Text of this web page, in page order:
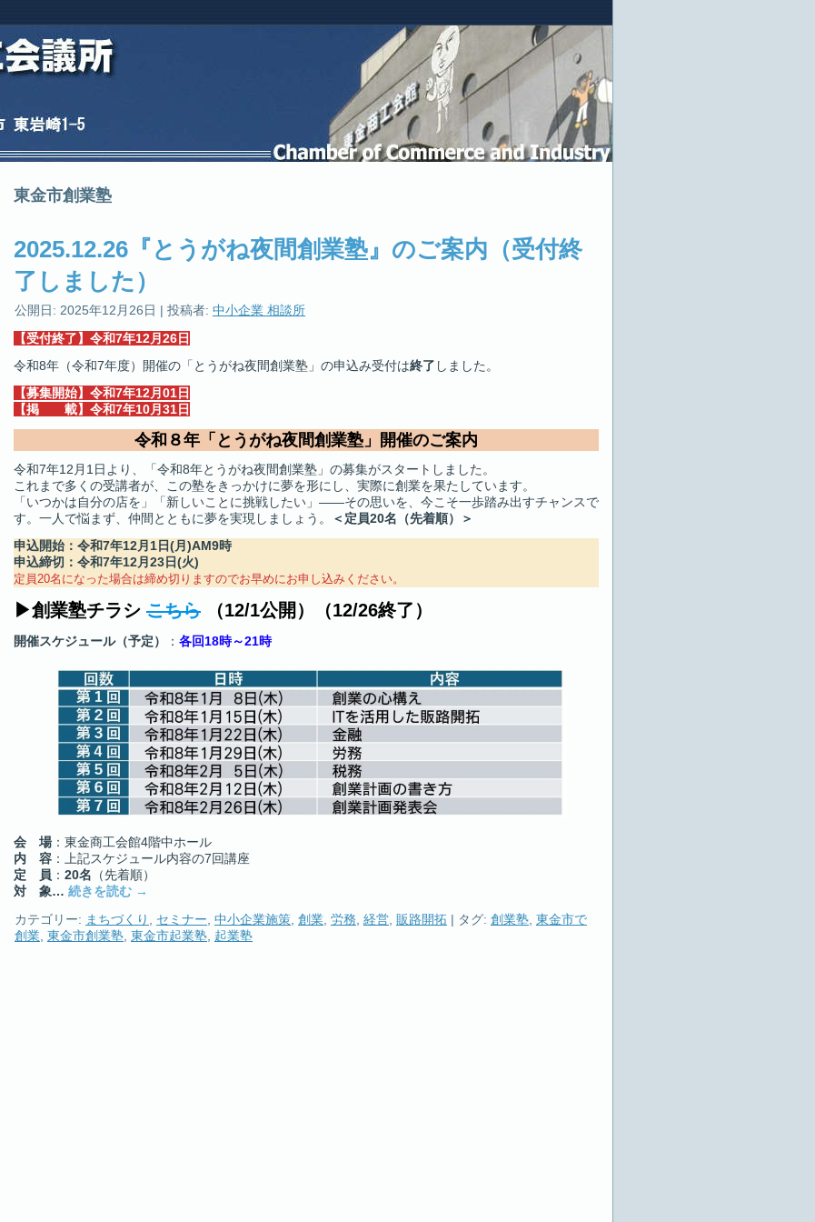
東金市創業塾
2025.12.26『とうがね夜間創業塾』のご案内（受付終
了しました）
公開日: 2025年12月26日 | 投稿者: 中小企業 相談所
【受付終了】令和7年12月26日
令和8年（令和7年度）開催の「とうがね夜間創業塾」の申込み受付は終了 しました。
【募集開始】令和7年12月01日
【掲 載】令和7年10月31日
令和８年「とうがね夜間創業塾」開催のご案内
令和7年12月1日より、「令和8年とうがね夜間創業塾」の募集がスタートしました。
これまで多くの受講者が、この塾をきっかけに夢を形にし、実際に創業を果たしています。
「いつかは自分の店を」「新しいことに挑戦したい」——その思いを、今こそ一歩踏み出すチャンスで
す。一人で悩まず、仲間とともに夢を実現しましょう。
＜定員20名（先着順）＞
申込開始：令和7年12月1日(月)AM9時
申込締切：令和7年12月23日(火)
定員20名になった場合は締め切りますのでお早めにお申し込みください。
▶創業塾チラシ こちら （12/1公開）（12/26終了）
開催スケジュール（予定） ： 各回18時～21時
会 場：東金商工会館4階中ホール
内 容 ：上記スケジュール内容の7回講座
定 員 ： 20名 （先着順）
対 象… 続きを読む →
カテゴリー: まちづくり セミナー 中小企業施策 創業 労務 経営 販路開拓 | タグ: 創業塾 東金市で
創業 東金市創業塾 東金市起業塾 起業塾